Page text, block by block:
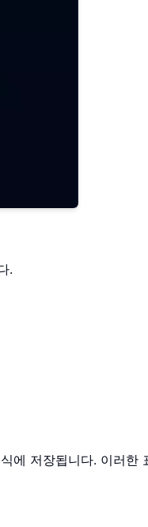
.
에 저장됩니다. 이러한